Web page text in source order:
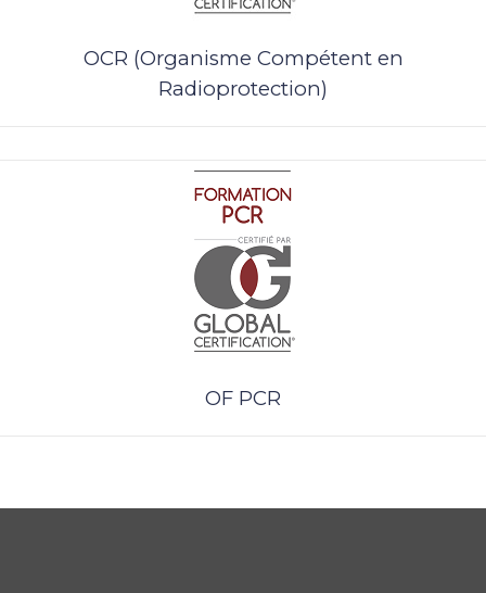
OCR (Organisme Compétent en
Radioprotection)
OF PCR